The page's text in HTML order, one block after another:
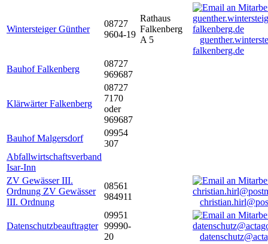
Wintersteiger Günther
08727
9604-19
Rathaus
Falkenberg
A 5
falkenberg.de
Bauhof Falkenberg
08727
969687
Klärwärter Falkenberg
08727
7170
oder
969687
Bauhof Malgersdorf
09954
307
Abfallwirtschaftsverband
Isar-Inn
ZV Gewässer III.
Ordnung ZV Gewässer
III. Ordnung
08561
984911
Datenschutzbeauftragter
09951
99990-
20